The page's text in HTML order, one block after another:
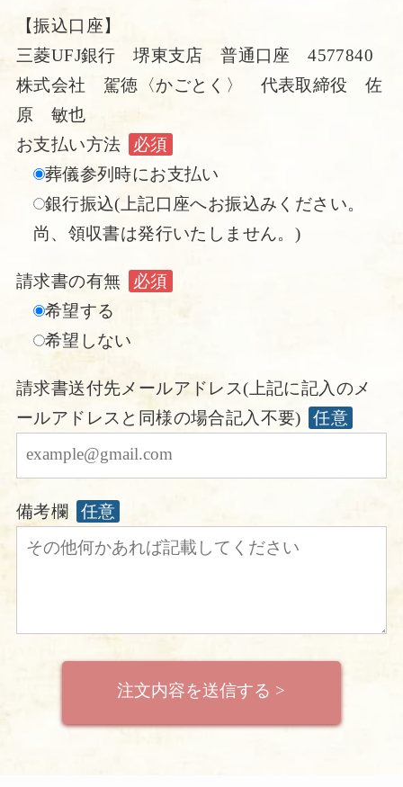
【振込口座】
三菱UFJ銀行 堺東支店 普通口座 4577840
株式会社 駕徳〈かごとく〉 代表取締役 佐
原 敏也
お支払い方法
必須
葬儀参列時にお支払い
銀行振込(上記口座へお振込みください。
尚、領収書は発行いたしません。)
請求書の有無
必須
希望する
希望しない
請求書送付先メールアドレス(上記に記入のメ
ールアドレスと同様の場合記入不要)
任意
備考欄 任意